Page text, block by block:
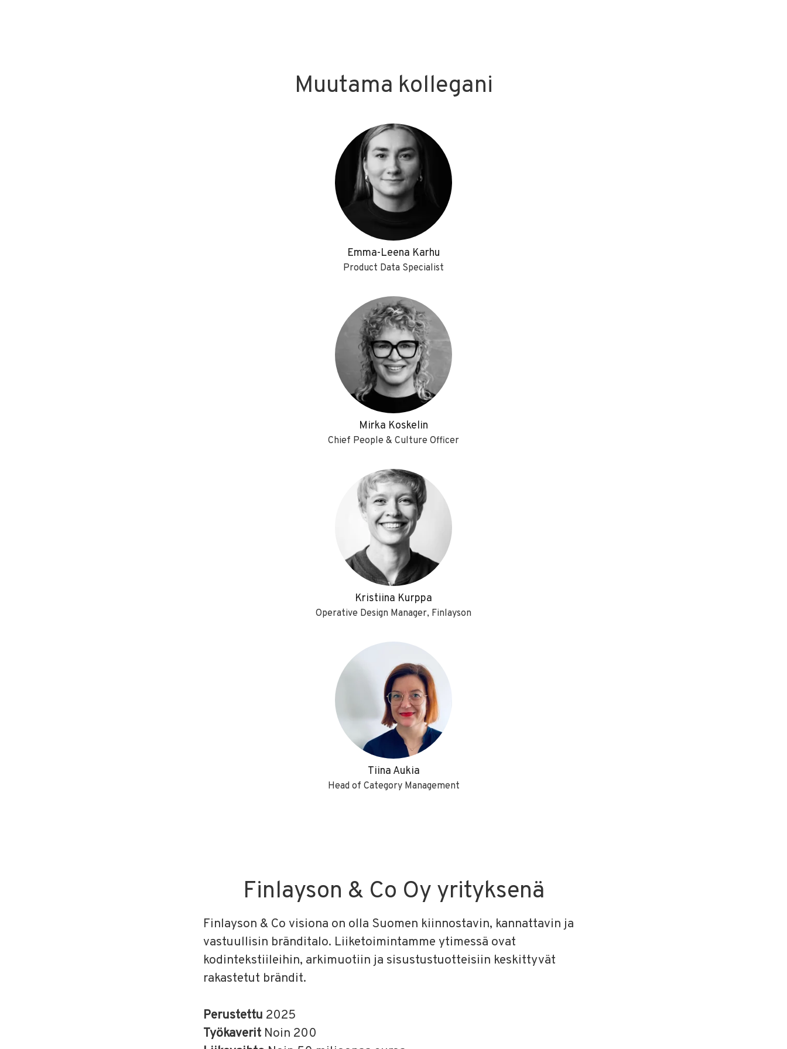
Muutama kollegani
Emma-Leena Karhu
Product Data Specialist
Mirka Koskelin
Chief People & Culture Officer
Kristiina Kurppa
Operative Design Manager, Finlayson
Tiina Aukia
Head of Category Management
Finlayson & Co Oy yrityksenä
Finlayson & Co visiona on olla Suomen kiinnostavin, kannattavin ja
vastuullisin bränditalo. Liiketoimintamme ytimessä ovat
kodintekstiileihin, arkimuotiin ja sisustustuotteisiin keskittyvät
rakastetut brändit.
Perustettu 2025
Työkaverit Noin 200